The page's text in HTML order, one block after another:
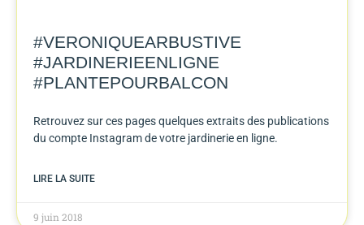
#VERONIQUEARBUSTIVE
#JARDINERIEENLIGNE
#PLANTEPOURBALCON
Retrouvez sur ces pages quelques extraits des publications
du compte Instagram de votre jardinerie en ligne.
LIRE LA SUITE
9 juin 2018